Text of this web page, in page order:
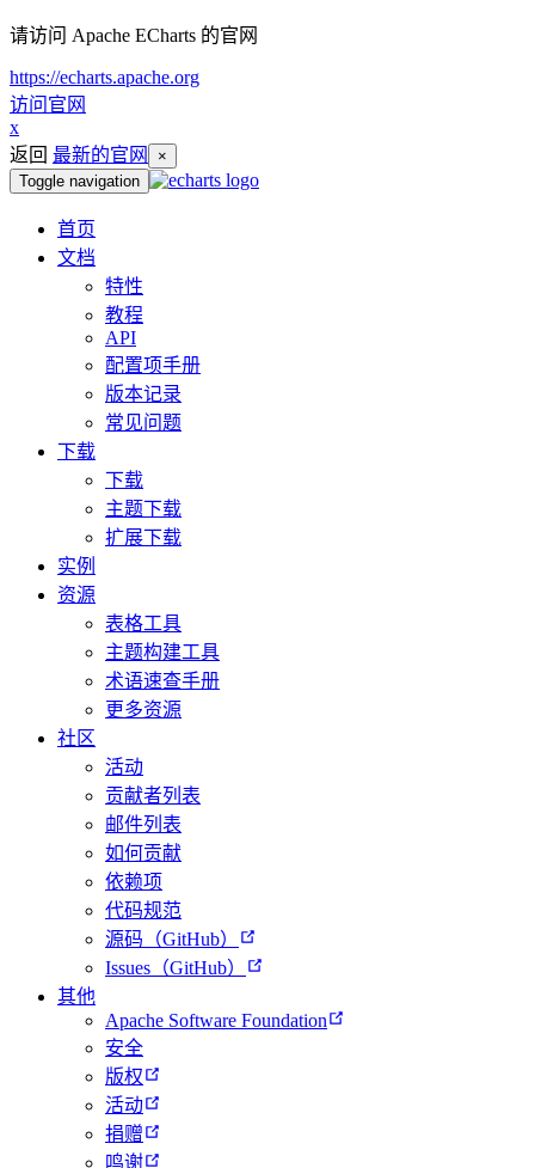
请访问 Apache ECharts 的官网
https://echarts.apache.org
访问官网
x
返回 最新的官网
×
Toggle navigation
首页
文档
特性
教程
API
配置项手册
版本记录
常见问题
下载
下载
主题下载
扩展下载
实例
资源
表格工具
主题构建工具
术语速查手册
更多资源
社区
活动
贡献者列表
邮件列表
如何贡献
依赖项
代码规范
源码（GitHub）
Issues（GitHub）
其他
Apache Software Foundation
安全
版权
活动
捐赠
鸣谢